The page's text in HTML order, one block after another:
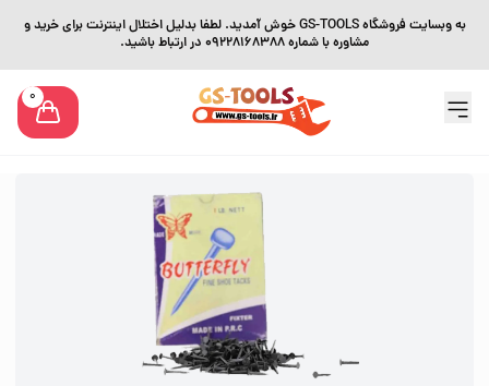
به وبسایت فروشگاه GS-TOOLS خوش آمدید. لطفا بدلیل اختلال اینترنت برای خرید و
مشاوره با شماره 09228168388 در ارتباط باشید.
0